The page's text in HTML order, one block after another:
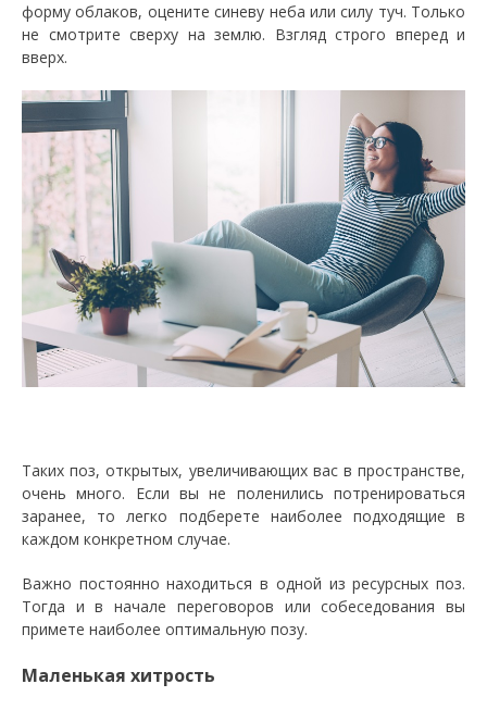
форму облаков, оцените синеву неба или силу туч. Только
не смотрите сверху на землю. Взгляд строго вперед и
вверх.
Таких поз, открытых, увеличивающих вас в пространстве,
очень много. Если вы не поленились потренироваться
заранее, то легко подберете наиболее подходящие в
каждом конкретном случае.
Важно постоянно находиться в одной из ресурсных поз.
Тогда и в начале переговоров или собеседования вы
примете наиболее оптимальную позу.
Маленькая хитрость